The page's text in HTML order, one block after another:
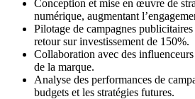
Conception et mise en œuvre de
numérique, augmentant
Pilotage de campagnes
retour sur investissement de 150%.
Collaboration avec des
de la marque.
Analyse des performances de
budgets et les stratégies futures.